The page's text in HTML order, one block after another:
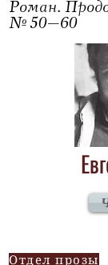
Роман.
№ 50–60
Отдел прозы